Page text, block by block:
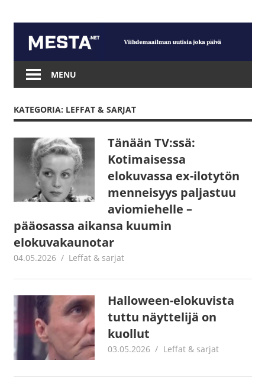
content
Mesta.net
MENU
KATEGORIA: LEFFAT & SARJAT
Tänään TV:ssä:
Kotimaisessa
elokuvassa ex-ilotytön
menneisyys paljastuu
aviomiehelle –
pääosassa aikansa kuumin
elokuvakaunotar
04.05.2026 Jouni Hirn
Leffat & sarjat
Halloween-elokuvista
tuttu näyttelijä on
kuollut
03.05.2026 Jouni Hirn
Leffat & sarjat